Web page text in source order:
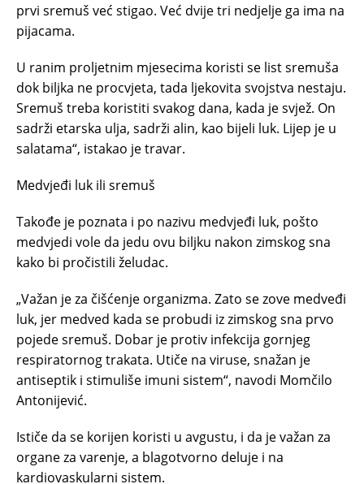
prvi sremuš već stigao. Već dvije tri nedjelje ga ima na
pijacama.
U ranim proljetnim mjesecima koristi se list sremuša
dok biljka ne procvjeta, tada ljekovita svojstva nestaju.
Sremuš treba koristiti svakog dana, kada je svjež. On
sadrži etarska ulja, sadrži alin, kao bijeli luk. Lijep je u
salatama“, istakao je travar.
Medvjeđi luk ili sremuš
Takođe je poznata i po nazivu medvjeđi luk, pošto
medvjedi vole da jedu ovu biljku nakon zimskog sna
kako bi pročistili želudac.
„Važan je za čišćenje organizma. Zato se zove medveđi
luk, jer medved kada se probudi iz zimskog sna prvo
pojede sremuš. Dobar je protiv infekcija gornjeg
respiratornog trakata. Utiče na viruse, snažan je
antiseptik i stimuliše imuni sistem“, navodi Momčilo
Antonijević.
Ističe da se korijen koristi u avgustu, i da je važan za
organe za varenje, a blagotvorno deluje i na
kardiovaskularni sistem.